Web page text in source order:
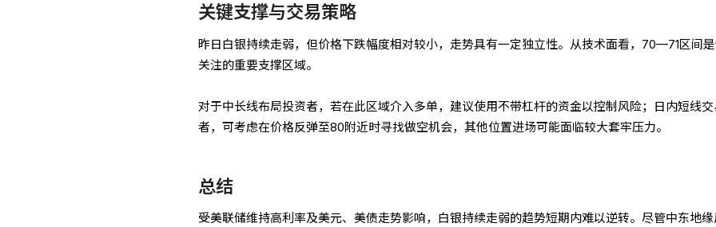
关键支撑与交易策略
昨日白银持续走弱，但价格下跌幅度相对较小，走势具有一定独立性。从技术面看，70—71区间
关注的重要支撑区域。
对于中长线布局投资者，若在此区域介入多单，建议使用不带杠杆的资金以控制风险；日内短线
者，可考虑在价格反弹至80附近时寻找做空机会，其他位置进场可能面临较大套牢压力。
总结
受美联储维持高利率及美元、美债走势影响，白银持续走弱的趋势短期内难以逆转。尽管中东地